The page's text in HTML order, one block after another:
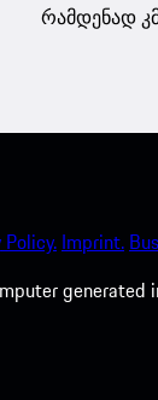
რამდენად
Imprint.